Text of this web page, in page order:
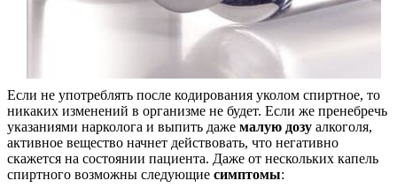
Если не употреблять после кодирования уколом спиртное, то
никаких изменений в организме не будет. Если же пренебречь
указаниями нарколога и выпить даже малую дозу алкоголя,
активное вещество начнет действовать, что негативно
скажется на состоянии пациента. Даже от нескольких капель
спиртного возможны следующие симптомы: